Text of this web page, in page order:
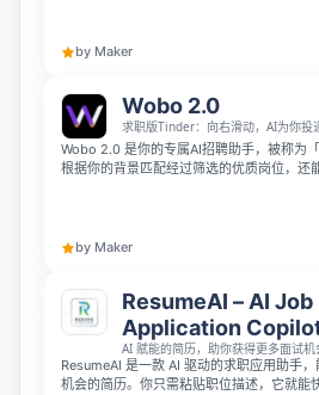
by Maker
Wobo 2.0
求职版Tinder：向右滑动，AI为你投
Wobo 2.0 是你的专属AI招聘助手，被称为
根据你的背景匹配经过筛选的优质岗位，还
by Maker
ResumeAI – AI Job
Application
AI 赋能的简历，助你获得更多面试机
ResumeAI 是一款 AI 驱动的求职应用助手
机会的简历。你只需粘贴职位描述，它就能